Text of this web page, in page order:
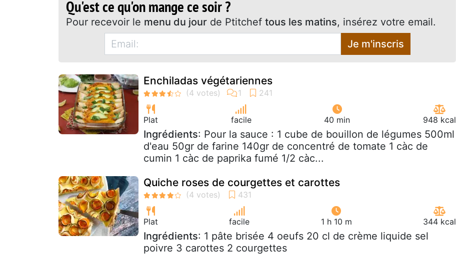
Qu'est ce qu'on mange ce soir ?
Pour recevoir le menu du jour de Ptitchef tous les matins, insérez votre email.
Je m'inscris
Enchiladas végétariennes
Plat facile 40 min 948 kcal
Ingrédients: Pour la sauce : 1 cube de bouillon de légumes 500ml
d'eau 50gr de farine 140gr de concentré de tomate 1 càc de
cumin 1 càc de paprika fumé 1/2 càc...
Quiche roses de courgettes et carottes
Plat facile 1 h 10 m 344 kcal
Ingrédients: 1 pâte brisée 4 oeufs 20 cl de crème liquide sel
poivre 3 carottes 2 courgettes